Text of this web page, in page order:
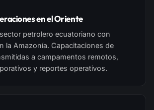
en el Oriente
petrolero ecuatoriano con
la Amazonía. Capacitaciones de
a campamentos remotos,
y reportes operativos.